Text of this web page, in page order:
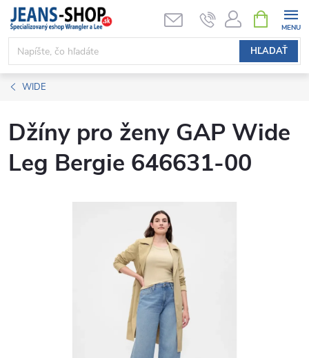
Prejsť
obsah
HĽADAŤ
KOŠÍK
WIDE
Džíny pro ženy GAP Wide
Leg Bergie 646631-00